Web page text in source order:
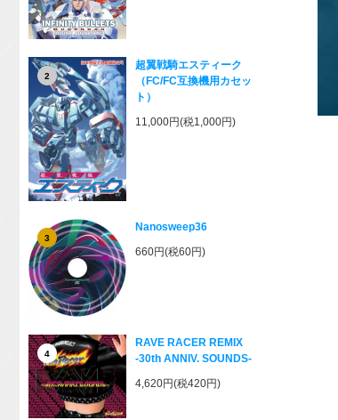
2
超翼戦騎エスティーク
（FC/FC互換機用カセッ
ト）
11,000円(税1,000円)
3
Nanosweep36
660円(税60円)
4
RAVE RACER REMIX
-30th ANNIV. SOUNDS-
4,620円(税420円)